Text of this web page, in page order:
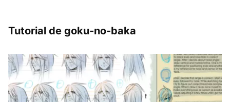
Tutorial de goku-no-baka